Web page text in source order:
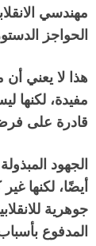
مهندسي
الحواجز
هذا لا يعني أن
مفيدة، لكنها
قادرة على
الجهود
أيضًا، لكنها غير
جوهرية
المدفوع